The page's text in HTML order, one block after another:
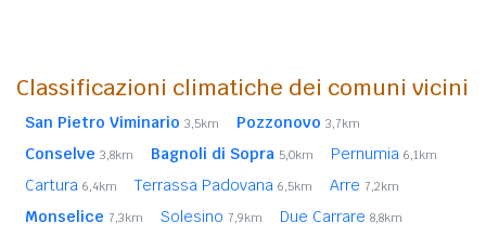
Classificazioni climatiche dei comuni vicini
San Pietro Viminario 3,5km Pozzonovo 3,7km
Conselve 3,8km Bagnoli di Sopra 5,0km Pernumia 6,1km
Cartura 6,4km Terrassa Padovana 6,5km Arre 7,2km
Monselice 7,3km Solesino 7,9km Due Carrare 8,8km